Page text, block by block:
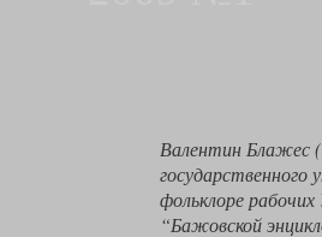
Валентин Блажес
фольклоре
“Бажовской